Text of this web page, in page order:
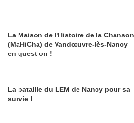
La Maison de l'Histoire de la Chanson
(MaHiCha) de Vandœuvre-lès-Nancy
en question !
La bataille du LEM de Nancy pour sa
survie !